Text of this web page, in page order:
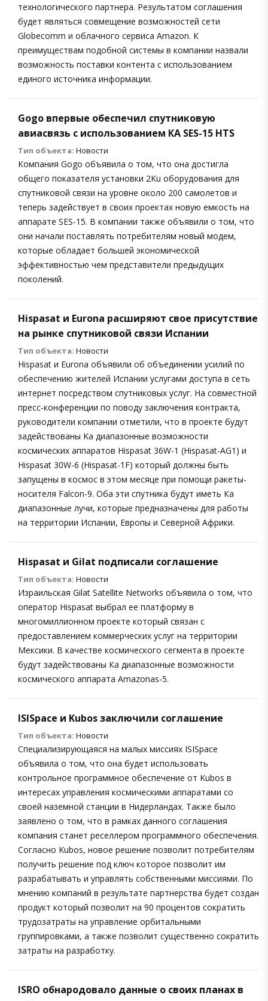
технологического партнера. Результатом соглашения
будет являться совмещение возможностей сети
Globecomm и облачного сервиса Amazon. К
преимуществам подобной системы в компании назвали
возможность поставки контента с использованием
единого источника информации.
Gogo впервые обеспечил спутниковую
авиасвязь с использованием КА SES-15 HTS
Тип объекта: Новости
Компания Gogo объявила о том, что она достигла
общего показателя установки 2Ku оборудования для
спутниковой связи на уровне около 200 самолетов и
теперь задействует в своих проектах новую емкость на
аппарате SES-15. В компании также объявили о том, что
они начали поставлять потребителям новый модем,
которые обладает большей экономической
эффективностью чем представители предыдущих
поколений.
Hispasat и Eurona расширяют свое присутствие
на рынке спутниковой связи Испании
Тип объекта: Новости
Hispasat и Eurona объявили об объединении усилий по
обеспечению жителей Испании услугами доступа в сеть
интернет посредством спутниковых услуг. На совместной
пресс-конференции по поводу заключения контракта,
руководители компании отметили, что в проекте будут
задействованы Ka диапазонные возможности
космических аппаратов Hispasat 36W-1 (Hispasat-AG1) и
Hispasat 30W-6 (Hispasat-1F) который должны быть
запущены в космос в этом месяце при помощи ракеты-
носителя Falcon-9. Оба эти спутника будут иметь Ка
диапазонные лучи, которые предназначены для работы
на территории Испании, Европы и Северной Африки.
Hispasat и Gilat подписали соглашение
Тип объекта: Новости
Израильская Gilat Satellite Networks объявила о том, что
оператор Hispasat выбрал ее платформу в
многомиллионном проекте который связан с
предоставлением коммерческих услуг на территории
Мексики. В качестве космического сегмента в проекте
будут задействованы Ка диапазонные возможности
космического аппарата Amazonas-5.
ISISpace и Kubos заключили соглашение
Тип объекта: Новости
Специализирующаяся на малых миссиях ISISpace
объявила о том, что она будет использовать
контрольное программное обеспечение от Kubos в
интересах управления космическими аппаратами со
своей наземной станции в Нидерландах. Также было
заявлено о том, что в рамках данного соглашения
компания станет реселлером программного обеспечения.
Согласно Kubos, новое решение позволит потребителям
получить решение под ключ которое позволит им
разрабатывать и управлять собственными миссиями. По
мнению компаний в результате партнерства будет создан
продукт который позволит на 90 процентов сократить
трудозатраты на управление орбитальными
группировками, а также позволит существенно сократить
затраты на разработку.
ISRO обнародовало данные о своих планах в